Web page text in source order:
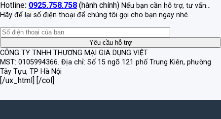
Hotline: 0925.758.758 (hành chính) Nếu bạn cần hỗ trợ, tư vấn...
Hãy để lại số điện thoại để chúng tôi gọi cho bạn ngay nhé.
CÔNG TY TNHH THƯƠNG MẠI GIA DỤNG VIỆT
MST: 0105994366. Địa chỉ: Số 15 ngõ 121 phố Trung Kiên, phường
Tây Tựu, TP Hà Nội
[/ux_html] [/col]